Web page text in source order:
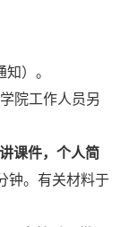
知） 。
学院工作人员另
课件， 个人简
钟。有关材料于